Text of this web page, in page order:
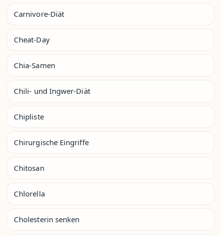
Carnivore-Diät
Cheat-Day
Chia-Samen
Chili- und Ingwer-Diät
Chipliste
Chirurgische Eingriffe
Chitosan
Chlorella
Cholesterin senken